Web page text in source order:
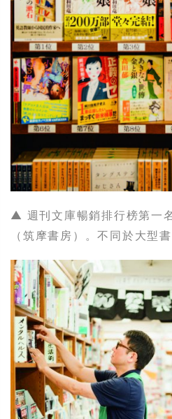
▲ 週刊文庫暢銷排行榜第一
（筑摩書房）。不同於大型